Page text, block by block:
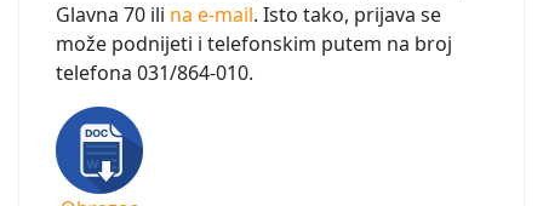
Glavna 70 ili na e-mail. Isto tako, prijava se
može podnijeti i telefonskim putem na broj
telefona 031/864-010.